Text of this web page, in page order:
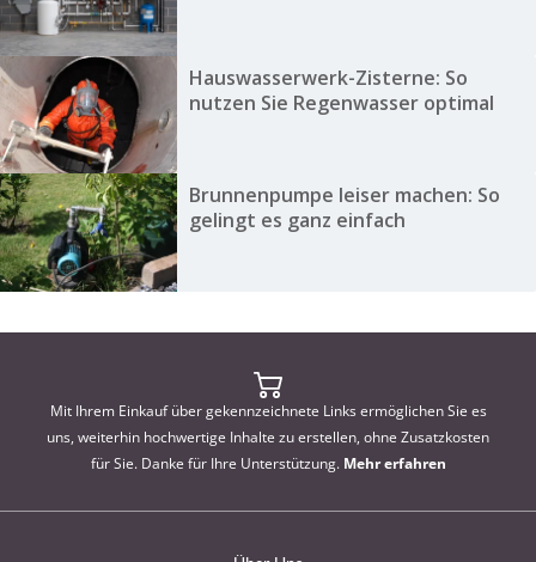
Hauswasserwerk-Zisterne: So
nutzen Sie Regenwasser optimal
Brunnenpumpe leiser machen: So
gelingt es ganz einfach
Mit Ihrem Einkauf über gekennzeichnete Links ermöglichen Sie es
uns, weiterhin hochwertige Inhalte zu erstellen, ohne Zusatzkosten
für Sie. Danke für Ihre Unterstützung. Mehr erfahren